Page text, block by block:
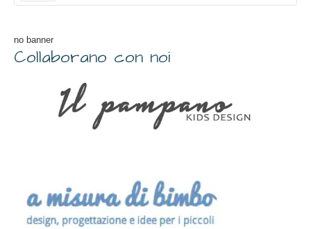
no banner
Collaborano con noi